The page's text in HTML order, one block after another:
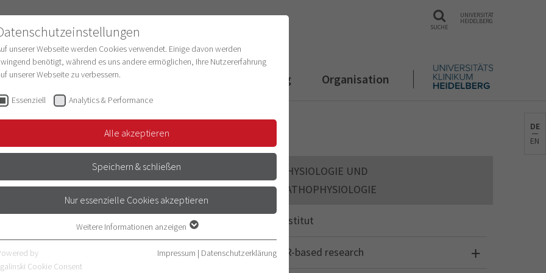
SUCHE
UNIVERSITÄT
HEIDELBERG
Struktur & Entwicklung Digitalisierung Organisation
und…
AKTIVIERUNG
PHYSIOLOGIE UND
PATHOPHYSIOLOGIE
Institut
3R-based research
DE
EN
unserer Webseite werden Cookies verwendet. Einige davon werden
benötigt, während es uns andere ermöglichen, Ihre Nutzererfahrung
unserer Webseite zu verbessern.
Essenziell Analytics & Performance
Alle akzeptieren
Speichern & schließen
Nur essenzielle Cookies akzeptieren
Essenzielle Cookies werden für grundlegende Funktionen der Webseite
benötigt. Dadurch ist gewährleistet, dass die Webseite einwandfrei
Weitere Informationen anzeigen
by
Cookie Consent
Impressum | Datenschutzerklärung